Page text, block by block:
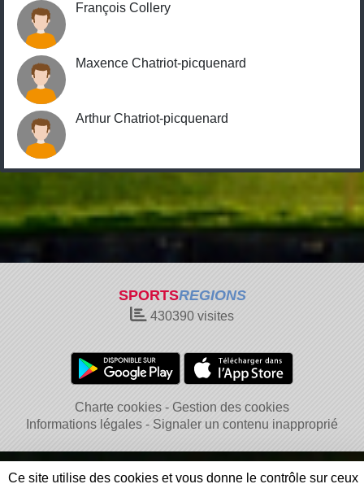
François Collery
Maxence Chatriot-picquenard
Arthur Chatriot-picquenard
SPORTSREGIONS
430390 visites
Charte cookies
Gestion des cookies
Informations légales
Signaler un contenu inapproprié
Ce site utilise des cookies et vous donne le contrôle sur ceux